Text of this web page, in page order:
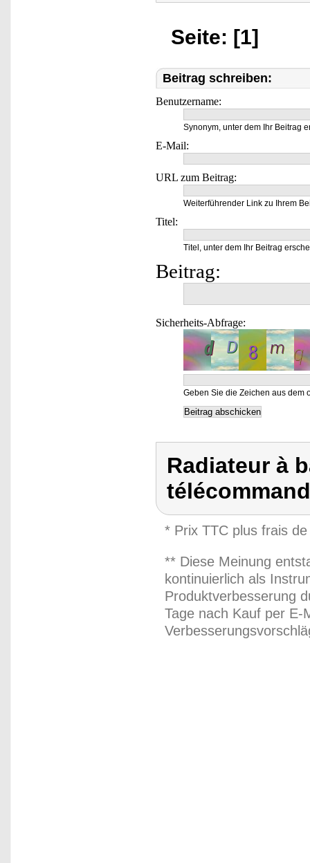
Seite: [1]
Beitrag schreiben:
Benutzername:
Synonym, unter dem Ihr Beitrag
E-Mail:
URL zum Beitrag:
Weiterführender Link zu Ihrem
Titel:
Titel, unter dem Ihr Beitrag
Beitrag:
Sicherheits-Abfrage:
Geben Sie die Zeichen aus dem
Radiateur à
* Prix TTC plus frais
** Diese Meinung
kontinuierlich als
Produktverbesserung
Tage nach Kauf per E-